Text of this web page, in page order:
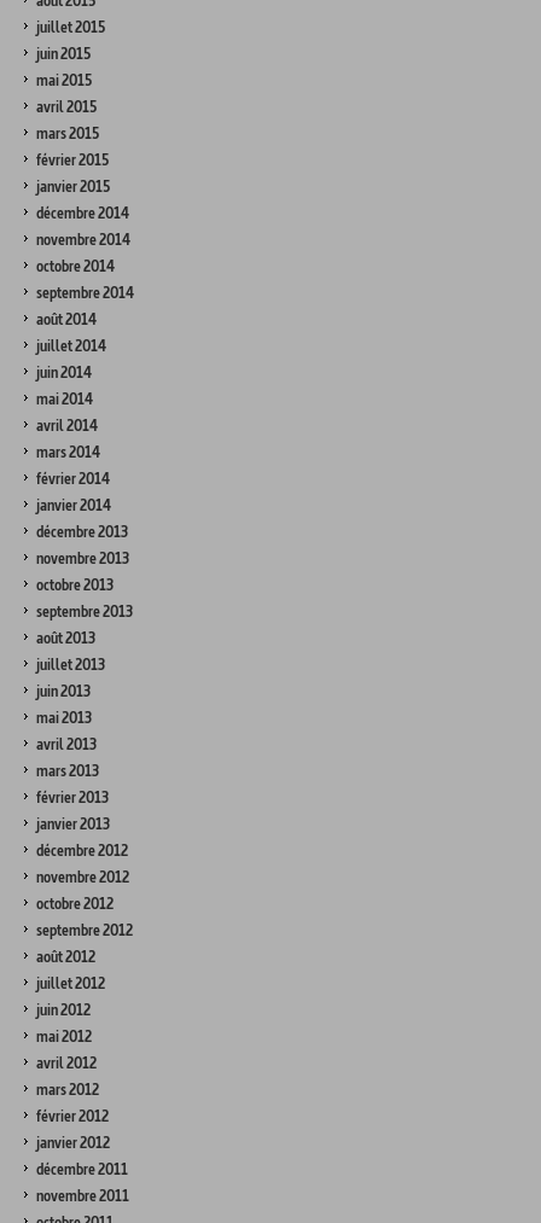
juillet 2015
juin 2015
mai 2015
avril 2015
mars 2015
février 2015
janvier 2015
décembre 2014
novembre 2014
octobre 2014
septembre 2014
août 2014
juillet 2014
juin 2014
mai 2014
avril 2014
mars 2014
février 2014
janvier 2014
décembre 2013
novembre 2013
octobre 2013
septembre 2013
août 2013
juillet 2013
juin 2013
mai 2013
avril 2013
mars 2013
février 2013
janvier 2013
décembre 2012
novembre 2012
octobre 2012
septembre 2012
août 2012
juillet 2012
juin 2012
mai 2012
avril 2012
mars 2012
février 2012
janvier 2012
décembre 2011
novembre 2011